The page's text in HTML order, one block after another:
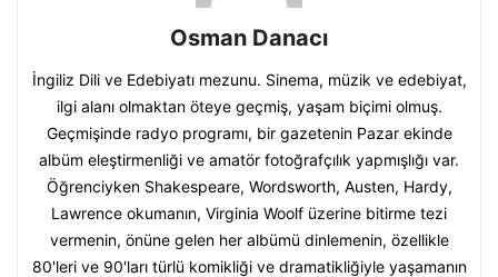
Osman Danacı
İngiliz Dili ve Edebiyatı mezunu. Sinema, müzik ve edebiyat,
ilgi alanı olmaktan öteye geçmiş, yaşam biçimi olmuş.
Geçmişinde radyo programı, bir gazetenin Pazar ekinde
albüm eleştirmenliği ve amatör fotoğrafçılık yapmışlığı var.
Öğrenciyken Shakespeare, Wordsworth, Austen, Hardy,
Lawrence okumanın, Virginia Woolf üzerine bitirme tezi
vermenin, önüne gelen her albümü dinlemenin, özellikle
80'leri ve 90'ları türlü komikliği ve dramatikliğiyle yaşamanın